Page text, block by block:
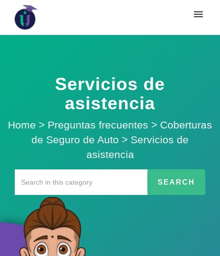
Servicios de
asistencia
Home > Preguntas frecuentes > Coberturas
de Seguro de Auto > Servicios de
asistencia